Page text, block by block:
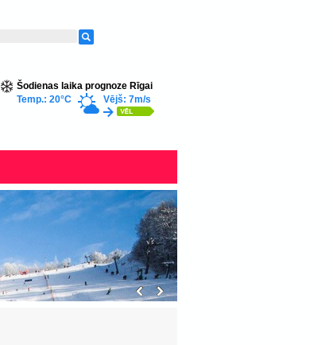
Šodienas laika prognoze Rīgai
Temp.: 20°C
Vējš: 7m/s